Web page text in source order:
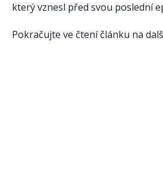
který vznesl před svou poslední
Pokračujte ve čtení článku na